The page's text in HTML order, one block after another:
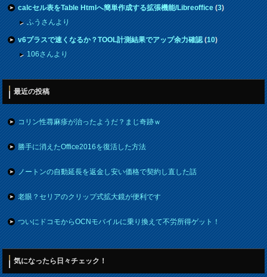
calcセル表をTable Htmlへ簡単作成する拡張機能/Libreoffice(3)
ふうさんより
v6プラスで速くなるか？TOOL計測結果でアップ余力確認(10)
106さんより
最近の投稿
コリン性蕁麻疹が治ったようだ？まじ奇跡ｗ
勝手に消えたOffice2016を復活した方法
ノートンの自動延長を返金し安い価格で契約し直した話
老眼？セリアのクリップ式拡大鏡が便利です
ついにドコモからOCNモバイルに乗り換えて不労所得ゲット！
気になったら日々チェック！